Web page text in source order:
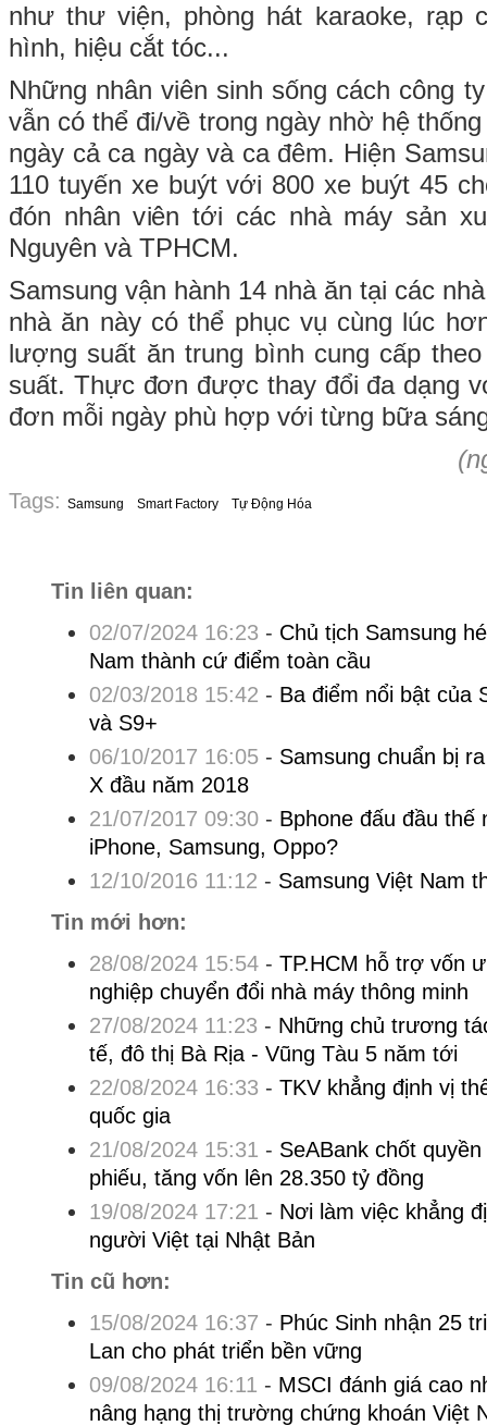
như thư viện, phòng hát karaoke, rạp
hình, hiệu cắt tóc...
Những nhân viên sinh sống cách công
vẫn có thể đi/về trong ngày nhờ hệ
ngày cả ca ngày và ca đêm. Hiện
110 tuyến xe buýt với 800 xe buýt 45
đón nhân viên tới các nhà máy sản
Nguyên và TPHCM.
Samsung vận hành 14 nhà ăn tại các
nhà ăn này có thể phục vụ cùng lúc
lượng suất ăn trung bình cung cấp theo
suất. Thực đơn được thay đổi đa dạng
đơn mỗi ngày phù hợp với từng bữa
Tags: Samsung Smart Factory Tự Động Hóa
Tin liên quan:
02/07/2024 16:23 - Chủ tịch Samsung
Nam thành cứ điểm toàn cầu
02/03/2018 15:42 - Ba điểm nổi bật của
và S9+
06/10/2017 16:05- Samsung chuẩn bị
X đầu năm 2018
21/07/2017 09:30- Bphone đấu đầu
iPhone, Samsung, Oppo?
12/10/2016 11:12 - Samsung Việt Nam
Tin mới hơn:
28/08/2024 15:54- TP.HCM hỗ trợ vốn
nghiệp chuyển đổi nhà máy thông minh
27/08/2024 11:23 - Những chủ trương
tế, đô thị Bà Rịa - Vũng Tàu 5 năm tới
22/08/2024 16:33 - TKV khẳng định vị
quốc gia
21/08/2024 15:31 - SeABank chốt
phiếu, tăng vốn lên 28.350 tỷ đồng
19/08/2024 17:21 - Nơi làm việc khẳng
người Việt tại Nhật Bản
Tin cũ hơn:
15/08/2024 16:37 - Phúc Sinh nhận 25
Lan cho phát triển bền vững
09/08/2024 16:11 - MSCI đánh giá cao
nâng hạng thị trường chứng khoán Việt